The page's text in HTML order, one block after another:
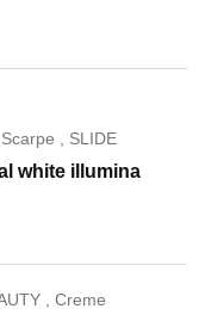
Scarpe SLIDE
white illumina
,Creme